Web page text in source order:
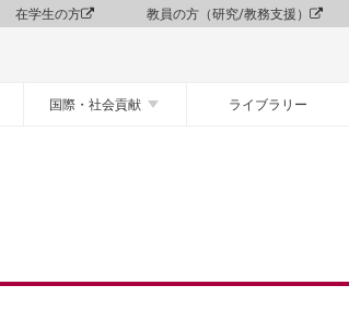
在学生の方 教員の方（研究/教務支援）
国際・社会貢献 ライブラリー